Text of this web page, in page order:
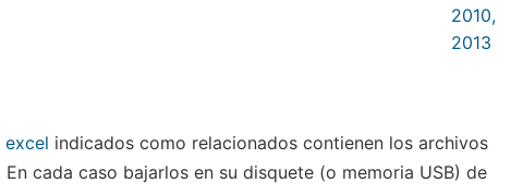
indicados como relacionados contienen los archivos
cada caso bajarlos en su disquete (o memoria USB) de